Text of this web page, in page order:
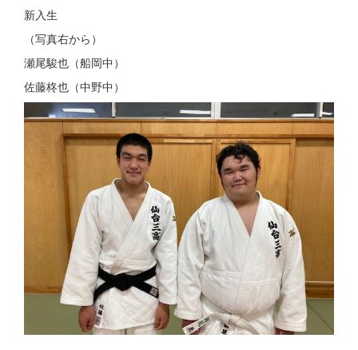
新入生
（写真右から）
瀬尾駿也（船岡中）
佐藤柊也（中野中）